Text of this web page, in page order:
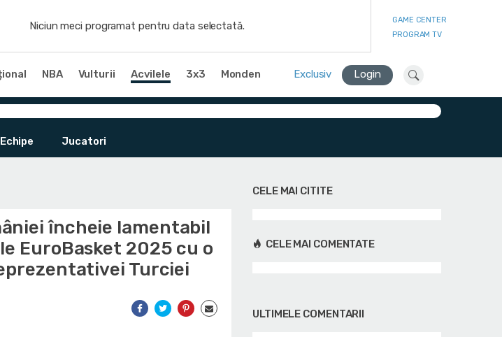
Niciun meci programat pentru data selectată.
GAME CENTER
PROGRAM TV
NBA Vulturii Acvilele 3x3 Monden Exclusiv Login
Echipe Jucatori
încheie lamentabil
EuroBasket 2025 cu o
Turciei
CELE MAI CITITE
CELE MAI COMENTATE
ULTIMELE COMENTARII